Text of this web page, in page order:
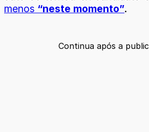
menos “neste momento”.
Continua após a